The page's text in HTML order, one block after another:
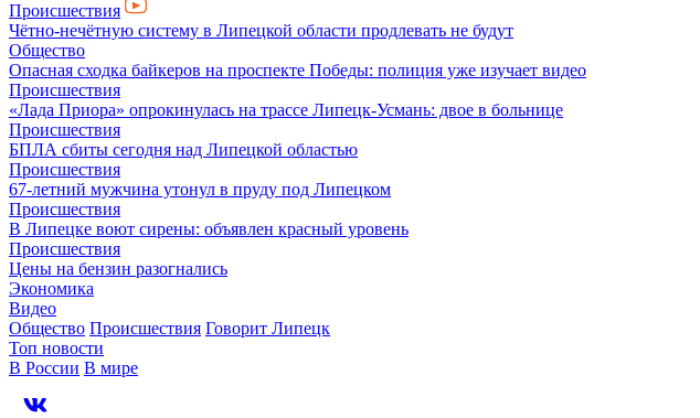
Происшествия
Чётно-нечётную систему в Липецкой области продлевать не будут
Общество
Опасная сходка байкеров на проспекте Победы: полиция уже изучает видео
Происшествия
«Лада Приора» опрокинулась на трассе Липецк-Усмань: двое в больнице
Происшествия
БПЛА сбиты сегодня над Липецкой областью
Происшествия
67-летний мужчина утонул в пруду под Липецком
Происшествия
В Липецке воют сирены: объявлен красный уровень
Происшествия
Цены на бензин разогнались
Экономика
Видео
Общество Происшествия Говорит Липецк
Топ новости
В России В мире